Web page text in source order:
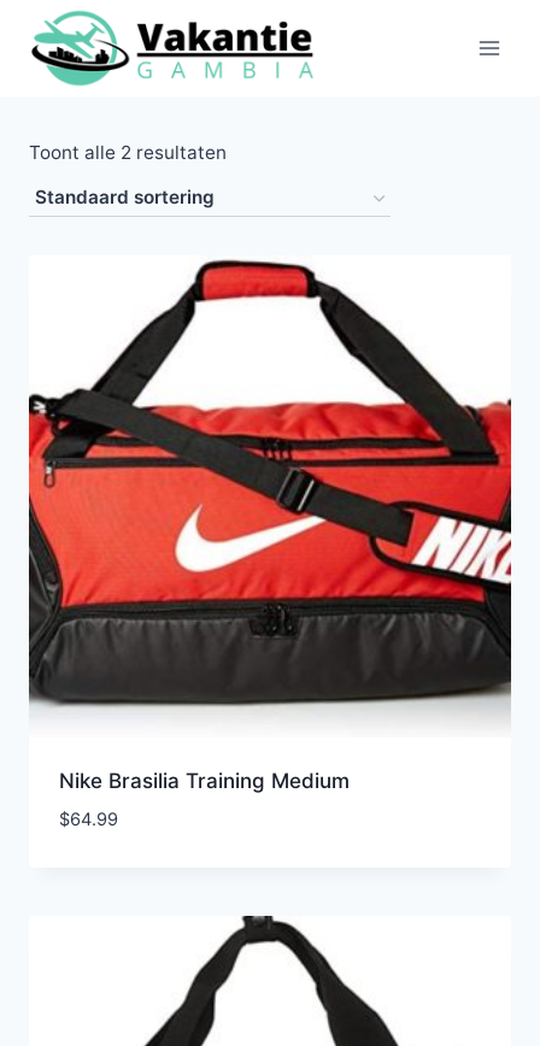
Doorgaan
naar
inhoud
Toont alle 2 resultaten
Nike Brasilia Training Medium
$64.99